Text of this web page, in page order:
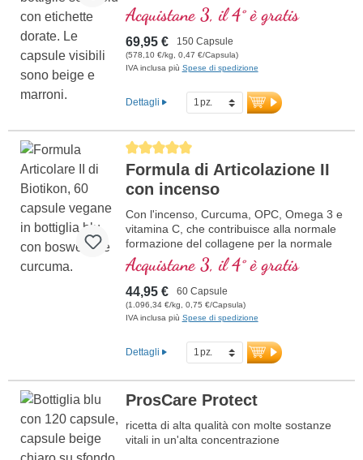
Acquistane 3, il 4° è gratis
69,95 € 150 Capsule
(578,10 €/kg, 0,47 €/Capsula)
IVA inclusa più Spese di spedizione
Dettagli
Average rating of 5 out of 5 stars
Formula di Articolazione II
con incenso
Con l'incenso, Curcuma, OPC, Omega 3 e
vitamina C, che contribuisce alla normale
formazione del collagene per la normale
funzione della cartilaginea. Per la cura
specifica delle strutture articolari
cartilaginea.
Acquistane 3, il 4° è gratis
44,95 € 60 Capsule
(1.096,34 €/kg, 0,75 €/Capsula)
IVA inclusa più Spese di spedizione
Dettagli
ProsCare Protect
ricetta di alta qualità con molte sostanze
vitali in un'alta concentrazione